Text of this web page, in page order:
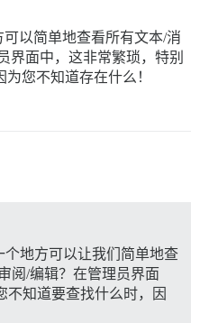
可以简单地查看所有文本/消
界面中，这非常繁琐，特别
您不知道存在什么！
个地方可以让我们简单地查
阅/编辑？在管理员界面
不知道要查找什么时，因